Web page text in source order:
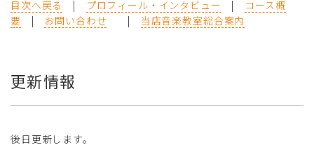
目次へ戻る | プロフィール・インタビュー | コース概
要 | お問い合わせ | 当店音楽教室総合案内
更新情報
後日更新します。